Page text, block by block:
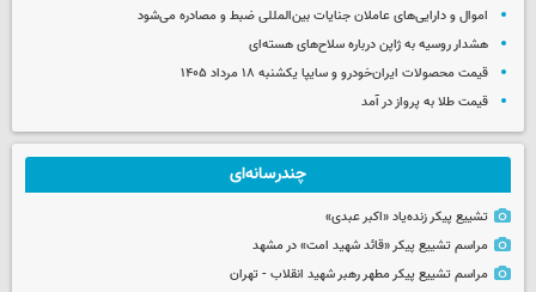
اموال و دارایی‌های عاملان جنایات بین‌المللی ضبط و مصادره می‌شود
هشدار روسیه به ژاپن درباره سلاح‌های هسته‌ای
قیمت محصولات ایران‌خودرو و سایپا یکشنبه ۱۸ مرداد ۱۴۰۵
قیمت طلا به پرواز در آمد
چندرسانه‌ای
تشییع پیکر زنده‌یاد «اکبر عبدی»
مراسم تشییع پیکر «قائد شهید امت» در مشهد
مراسم تشییع پیکر مطهر رهبر شهید انقلاب - تهران